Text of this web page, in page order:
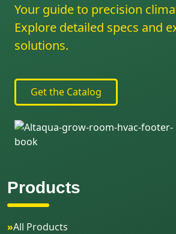
Your guide to precision
Explore detailed specs and
solutions.
Get the Catalog
Products
»All Products